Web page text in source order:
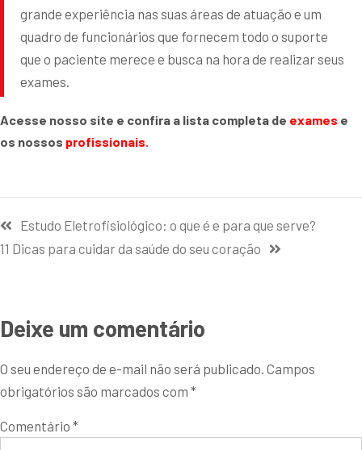
grande experiência nas suas áreas de atuação e um
quadro de funcionários que fornecem todo o suporte
que o paciente merece e busca na hora de realizar seus
exames.
Acesse nosso site e confira a lista completa de exames e
os nossos profissionais.
Estudo Eletrofisiológico: o que é e para que serve?
11 Dicas para cuidar da saúde do seu coração
Deixe um comentário
O seu endereço de e-mail não será publicado. Campos
obrigatórios são marcados com *
Comentário *